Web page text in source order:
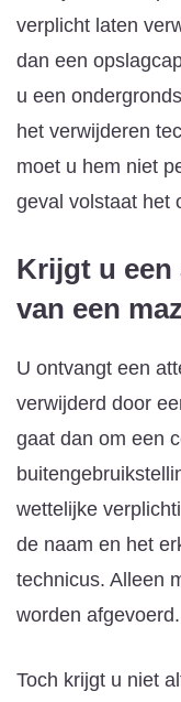
verplicht laten
dan een
u een
het verwijderen
moet u hem niet
geval volstaat het
Krijgt u
van een
U ontvangt een
verwijderd door
gaat dan om een
wettelijke
de naam en het
technicus. Alleen
worden afgevoerd.
Toch krijgt u niet